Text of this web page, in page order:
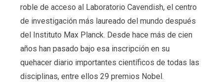
roble de acceso al Laboratorio Cavendish, el centro
de investigación más laureado del mundo después
del Instituto Max Planck. Desde hace más de cien
años han pasado bajo esa inscripción en su
quehacer diario importantes científicos de todas las
disciplinas, entre ellos 29 premios Nobel.